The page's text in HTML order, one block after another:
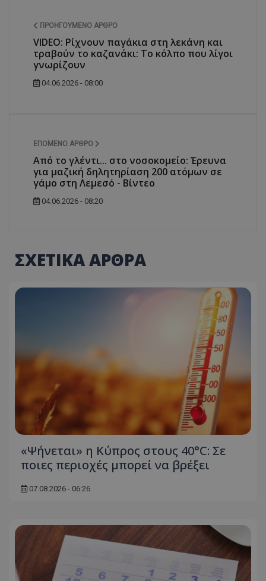
ΠΡΟΗΓΟΎΜΕΝΟ ΆΡΘΡΟ
VIDEO: Ρίχνουν παγάκια στη λεκάνη και
τραβούν το καζανάκι: Το κόλπο που λίγοι
γνωρίζουν
04.06.2026 - 08:00
ΕΠΌΜΕΝΟ ΆΡΘΡΟ
Από το γλέντι... στο νοσοκομείο: Έρευνα
για μαζική δηλητηρίαση 200 ατόμων σε
γάμο στη Λεμεσό - Βίντεο
04.06.2026 - 08:20
ΣΧΕΤΙΚΑ ΑΡΘΡΑ
«Ψήνεται» η Κύπρος στους 40°C: Σε
ποιες περιοχές μπορεί να βρέξει
07.08.2026 - 06:26